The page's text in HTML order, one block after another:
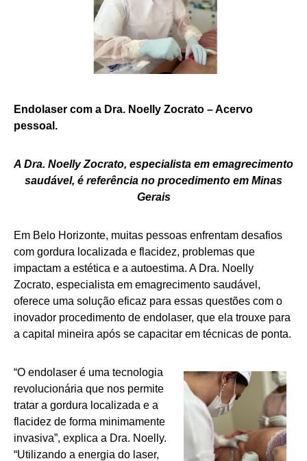
Endolaser com a Dra. Noelly Zocrato – Acervo
pessoal.
A Dra. Noelly Zocrato, especialista em emagrecimento
saudável, é referência no procedimento em Minas
Gerais
Em Belo Horizonte, muitas pessoas enfrentam desafios
com gordura localizada e flacidez, problemas que
impactam a estética e a autoestima. A Dra. Noelly
Zocrato, especialista em emagrecimento saudável,
oferece uma solução eficaz para essas questões com o
inovador procedimento de endolaser, que ela trouxe para
a capital mineira após se capacitar em técnicas de ponta.
“O endolaser é uma tecnologia
revolucionária que nos permite
tratar a gordura localizada e a
flacidez de forma minimamente
invasiva”, explica a Dra. Noelly.
“Utilizando a energia do laser,